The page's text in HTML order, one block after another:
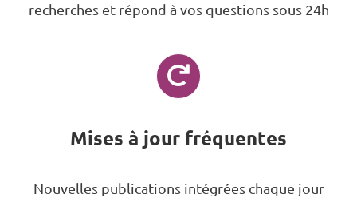
recherches et répond à vos questions sous 24h
Mises à jour fréquentes
Nouvelles publications intégrées chaque jour